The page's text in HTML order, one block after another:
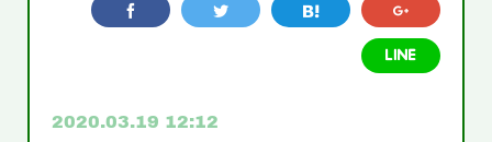
2020.03.19 12:12